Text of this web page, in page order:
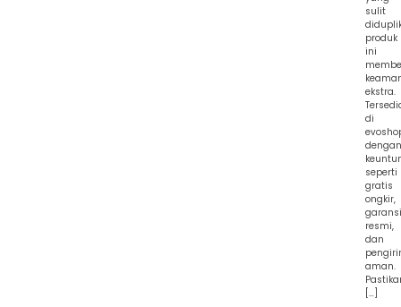
sulit
produk
ini
ekstra.
di
dengan
seperti
gratis
ongkir,
garansi
resmi,
dan
aman.
[…]